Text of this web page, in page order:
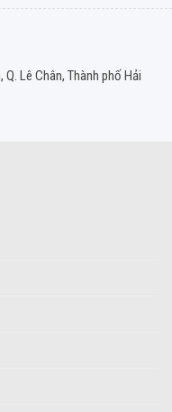
Q. Lê Chân, Thành phố Hải